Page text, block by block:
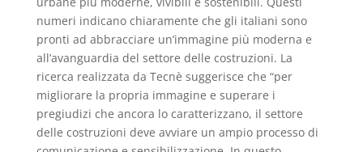
numeri indicano chiaramente che gli italiani sono
pronti ad abbracciare un’immagine più moderna e
all’avanguardia del settore delle costruzioni. La
ricerca realizzata da Tecnè suggerisce che “per
migliorare la propria immagine e superare i
pregiudizi che ancora lo caratterizzano, il settore
delle costruzioni deve avviare un ampio processo di